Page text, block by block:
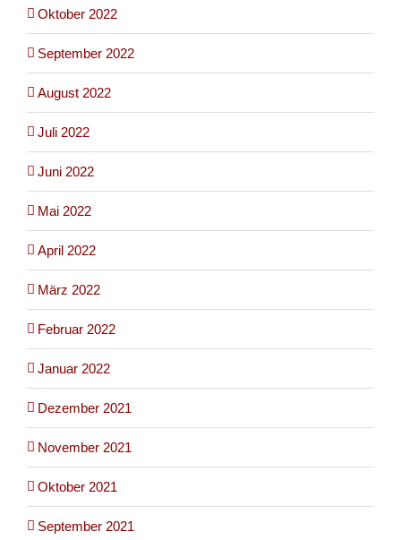
Oktober 2022
September 2022
August 2022
Juli 2022
Juni 2022
Mai 2022
April 2022
März 2022
Februar 2022
Januar 2022
Dezember 2021
November 2021
Oktober 2021
September 2021